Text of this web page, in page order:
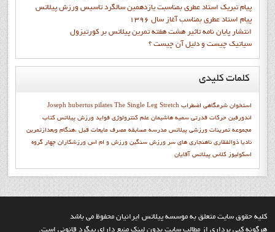
پيام تبريک استاد عطري بمناسبت يازدهمين سالگرد تاسيس ورزش پيلاتس
پيام استاد عطري بمناسب آغاز سال 1396
انتشار پايان نامه تاثیر هشت هفته تمرین پیلاتس بر کورتیزول
سیاتیک چیست و دلیل آن چیست ؟
کلماتکلیدی
Joseph hubertus pilates The Single Leg Stretch استخوان شرمگاهي اضطراب
اندورفین حرکات قدرتی سميه هاشيمان علم کنترولوژي فواید ورزش پیلاتس كتاب
مجموعه تمرينات ورزشي پيلاتس مدرسه مسابقه مصرف مایعات قبل ،هنگام وبعدازتمرین
ناديا ذوالفقاري ناهنجاری های سر ورزش سنگین ورزش و ام اس ورزشکاران چهار گروه
اسکولیوز کلاس پیلاتس آقایان
کليه حقوق سايت متعلق به موسسه پيلاتس ايرانيان محفوظ مي باشد
هرگونه کپي برداري از مطالب سايت بدون لينک منبع داراي پيگرد قانوني است.